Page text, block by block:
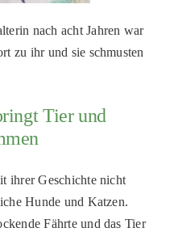
nach acht Jahren war
zu ihr und sie schmusten
Tier und
ihrer Geschichte nicht
Hunde und Katzen.
Fährte und das Tier